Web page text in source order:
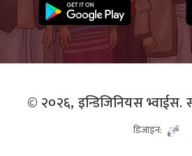
© २०२६, इन्डिजिनियस भ्वाईस.
डिजाइन: